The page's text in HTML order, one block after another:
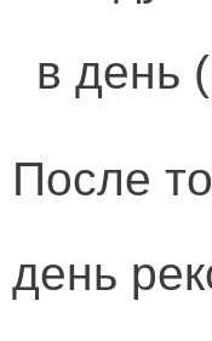
в день
После
день